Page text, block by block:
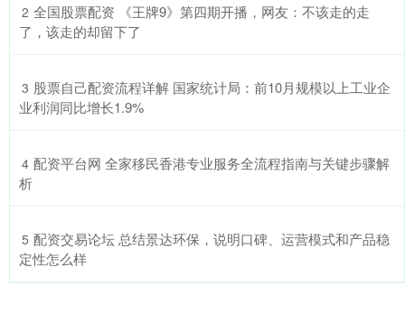
2 ​全国股票配资 《王牌9》第四期开播，网友：不该走的走
了，该走的却留下了
3 ​股票自己配资流程详解 国家统计局：前10月规模以上工业企
业利润同比增长1.9%
4 ​配资平台网 全家移民香港专业服务全流程指南与关键步骤解
析
5 ​配资交易论坛 总结景达环保，说明口碑、运营模式和产品稳
定性怎么样